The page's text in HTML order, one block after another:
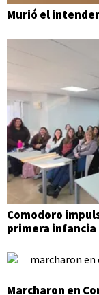
Murió el
Comodoro
primera infancia
Marcharon en